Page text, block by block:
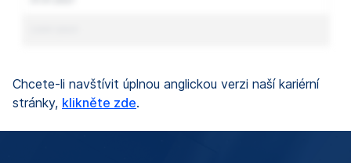
Chcete-li navštívit úplnou anglickou verzi naší kariérní
stránky, klikněte zde.